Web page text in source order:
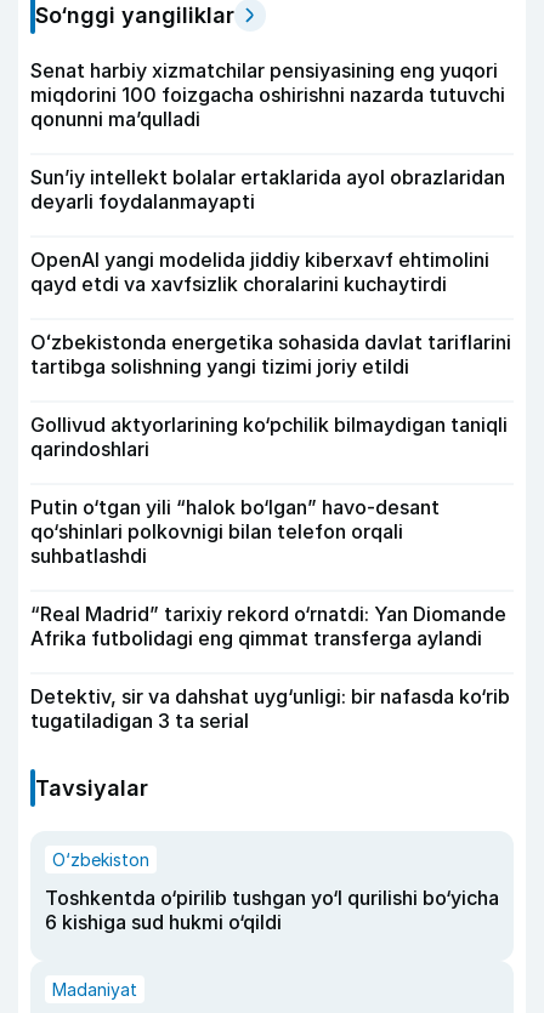
So‘nggi yangiliklar
Senat harbiy xizmatchilar pensiyasining eng yuqori
miqdorini 100 foizgacha oshirishni nazarda tutuvchi
qonunni ma’qulladi
Sun’iy intellekt bolalar ertaklarida ayol obrazlaridan
deyarli foydalanmayapti
OpenAI yangi modelida jiddiy kiberxavf ehtimolini
qayd etdi va xavfsizlik choralarini kuchaytirdi
Oʻzbekistonda energetika sohasida davlat tariflarini
tartibga solishning yangi tizimi joriy etildi
Gollivud aktyorlarining ko‘pchilik bilmaydigan taniqli
qarindoshlari
Putin o‘tgan yili “halok bo‘lgan” havo-desant
qo‘shinlari polkovnigi bilan telefon orqali
suhbatlashdi
“Real Madrid” tarixiy rekord o‘rnatdi: Yan Diomande
Afrika futbolidagi eng qimmat transferga aylandi
Detektiv, sir va dahshat uyg‘unligi: bir nafasda ko‘rib
tugatiladigan 3 ta serial
Tavsiyalar
O‘zbekiston
Toshkentda o‘pirilib tushgan yo‘l qurilishi bo‘yicha
6 kishiga sud hukmi o‘qildi
Madaniyat